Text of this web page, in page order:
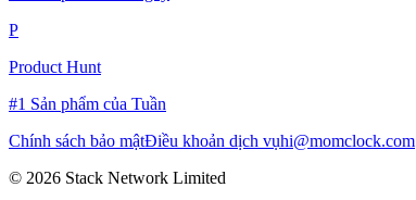
P
Product Hunt
#1 Sản phẩm của Tuần
Chính sách bảo mậtĐiều khoản dịch vụhi@momclock.com
© 2026 Stack Network Limited